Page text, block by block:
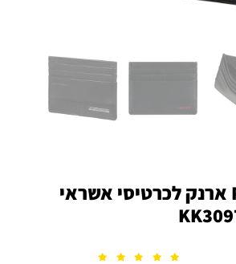
Pro-Dlx 6 Slg ארנק לכרטיסי אשראי